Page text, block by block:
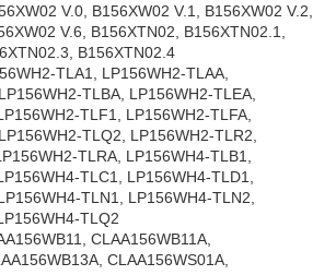
V.0, B156XW02 V.1, B156XW02 V.2,
V.6, B156XTN02, B156XTN02.1,
B156XTN02.4
TLA1, LP156WH2-TLAA,
TLBA, LP156WH2-TLEA,
TLF1, LP156WH2-TLFA,
TLQ2, LP156WH2-TLR2,
TLRA, LP156WH4-TLB1,
TLC1, LP156WH4-TLD1,
TLN1, LP156WH4-TLN2,
TLQ2
CLAA156WB11A,
CLAA156WS01A,